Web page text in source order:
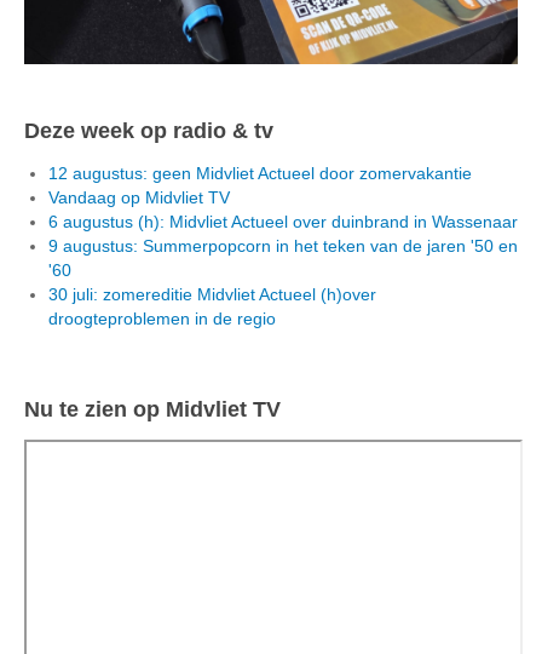
Deze week op radio & tv
12 augustus: geen Midvliet Actueel door zomervakantie
Vandaag op Midvliet TV
6 augustus (h): Midvliet Actueel over duinbrand in Wassenaar
9 augustus: Summerpopcorn in het teken van de jaren '50 en
'60
30 juli: zomereditie Midvliet Actueel (h)over
droogteproblemen in de regio
Nu te zien op Midvliet TV